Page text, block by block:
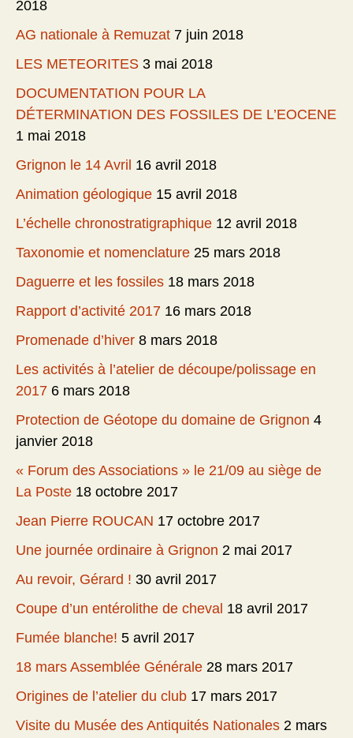
2018
AG nationale à Remuzat 7 juin 2018
LES METEORITES 3 mai 2018
DOCUMENTATION POUR LA
DÉTERMINATION DES FOSSILES DE L’EOCENE
1 mai 2018
Grignon le 14 Avril 16 avril 2018
Animation géologique 15 avril 2018
L’échelle chronostratigraphique 12 avril 2018
Taxonomie et nomenclature 25 mars 2018
Daguerre et les fossiles 18 mars 2018
Rapport d’activité 2017 16 mars 2018
Promenade d’hiver 8 mars 2018
Les activités à l’atelier de découpe/polissage en
2017 6 mars 2018
Protection de Géotope du domaine de Grignon 4
janvier 2018
« Forum des Associations » le 21/09 au siège de
La Poste 18 octobre 2017
Jean Pierre ROUCAN 17 octobre 2017
Une journée ordinaire à Grignon 2 mai 2017
Au revoir, Gérard ! 30 avril 2017
Coupe d’un entérolithe de cheval 18 avril 2017
Fumée blanche! 5 avril 2017
18 mars Assemblée Générale 28 mars 2017
Origines de l’atelier du club 17 mars 2017
Visite du Musée des Antiquités Nationales 2 mars